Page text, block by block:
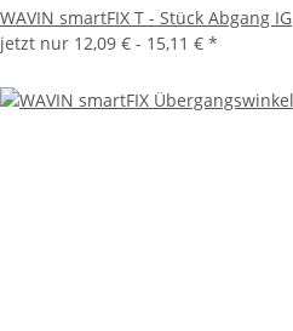
WAVIN smartFIX T - Stück Abgang IG
jetzt nur 12,09 € - 15,11 € *